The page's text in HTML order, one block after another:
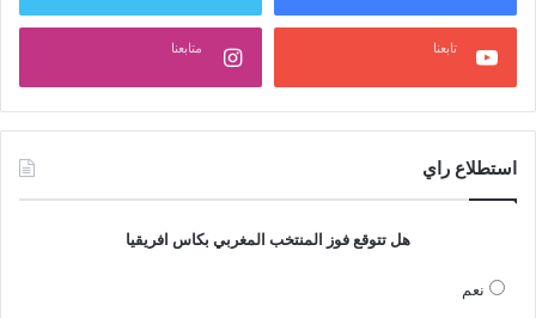
تابعنا متابعنا
استطلاع راي
هل تتوقع فوز المنتخب المغربي بكاس افريقيا
نعم